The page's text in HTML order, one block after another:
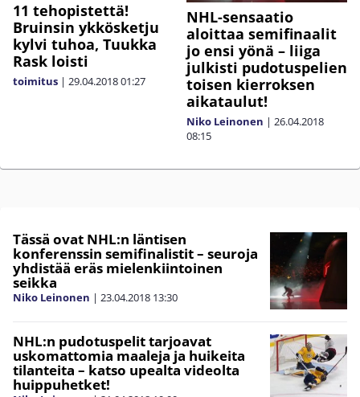
11 tehopistettä!
Bruinsin ykkösketju
kylvi tuhoa, Tuukka
Rask loisti
toimitus | 29.04.201801:27
NHL-sensaatio
aloittaa semifinaalit
jo ensi yönä – liiga
julkisti pudotuspelien
toisen kierroksen
aikataulut!
Niko Leinonen | 26.04.2018
08:15
Tässä ovat NHL:n läntisen
konferenssin semifinalistit – seuroja
yhdistää eräs mielenkiintoinen
seikka
Niko Leinonen | 23.04.2018 13:30
NHL:n pudotuspelit tarjoavat
uskomattomia maaleja ja huikeita
tilanteita – katso upealta videolta
huippuhetket!